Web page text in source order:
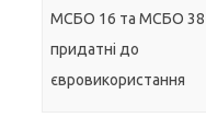
МСБО 16 та МСБО 38
придатні до
євровикористання